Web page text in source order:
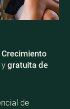
gratuita de
de